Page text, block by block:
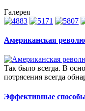
Галерея
Американская
Так было всегда. В
потрясения всегда
Эффективные